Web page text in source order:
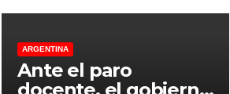
ARGENTINA
Ante el paro